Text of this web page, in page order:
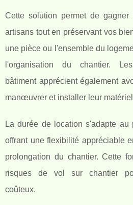
Cette solution permet de
artisans tout en préservant vos
une pièce ou l'ensemble du
l'organisation du chantier.
bâtiment apprécient également
manœuvrer et installer leur
La durée de location s'adapte au
offrant une flexibilité appréciable
prolongation du chantier. Cette
risques de vol sur chantier
coûteux.